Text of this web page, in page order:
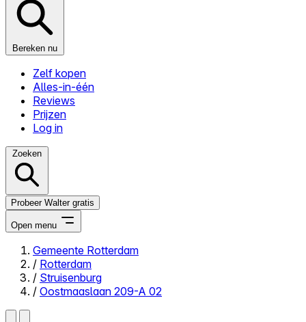
Bereken nu
Zelf kopen
Alles-in-één
Reviews
Prijzen
Log in
Zoeken
Probeer Walter gratis
Open menu
Close menu
Gemeente Rotterdam
/ Rotterdam
/ Struisenburg
/ Oostmaaslaan 209-A 02